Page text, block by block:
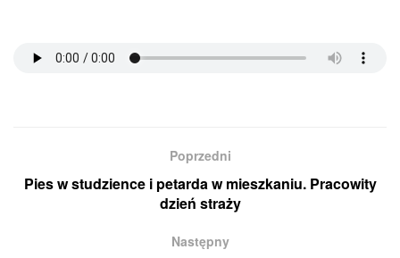
Poprzedni
Pies w studzience i petarda w mieszkaniu. Pracowity
dzień straży
Następny